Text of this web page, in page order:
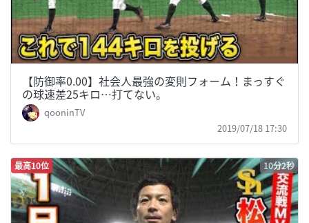
【防御率0.00】社会人最強の変則フォーム！まっすぐ
の球速差25キロ…打てない。
qooninTV
2019/07/18 17:30
最高10位 10分2秒